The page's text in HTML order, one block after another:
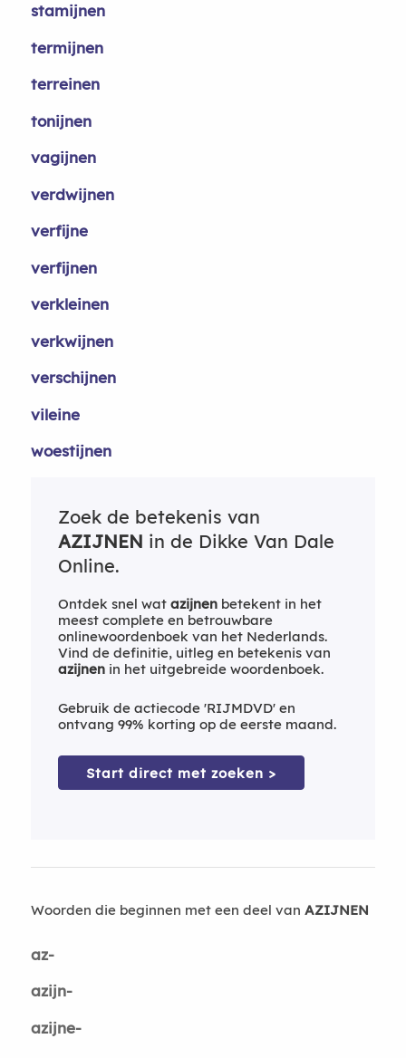
stamijnen
termijnen
terreinen
tonijnen
vagijnen
verdwijnen
verfijne
verfijnen
verkleinen
verkwijnen
verschijnen
vileine
woestijnen
Zoek de betekenis van
AZIJNEN in de Dikke Van Dale
Online.
Ontdek snel wat azijnenbetekent in het
meest complete en betrouwbare
onlinewoordenboek van het Nederlands.
Vind de definitie, uitleg en betekenis van
azijnenin het uitgebreide woordenboek.
Gebruik de actiecode 'RIJMDVD' en
ontvang 99% korting op de eerste maand.
Start direct met zoeken >
Woorden die beginnen met een deel van AZIJNEN
az-
azijn-
azijne-